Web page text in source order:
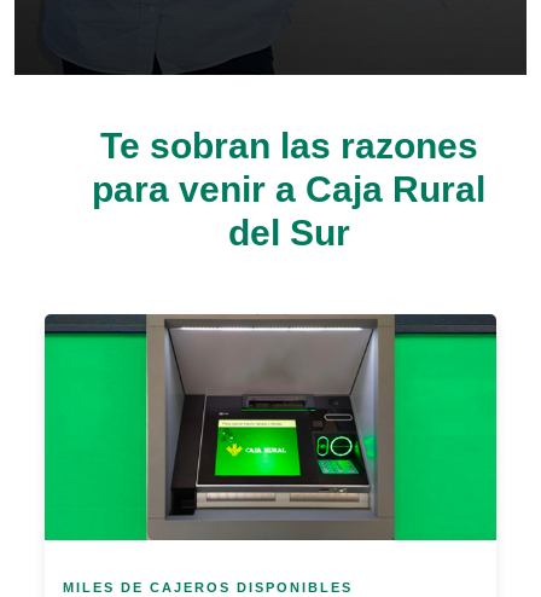
Te sobran las razones
para venir a Caja Rural
del Sur
MILES DE CAJEROS DISPONIBLES